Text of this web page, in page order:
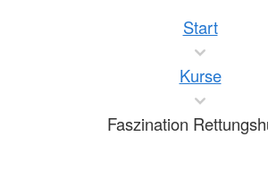
Start
Kurse
Faszination